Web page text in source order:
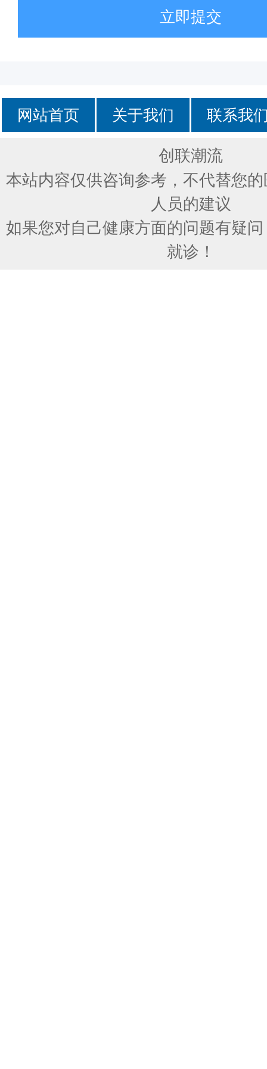
立即提交
网站首页 关于我们 联系我
创联潮流
本站内容仅供咨询参考，不代替您
人员的建议
如果您对自己健康方面的问题有疑
就诊！